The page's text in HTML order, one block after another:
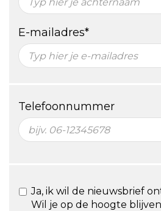
E-mailadres*
Telefoonnummer
Ja, ik wil de nieuwsbrief
Wil je op de hoogte